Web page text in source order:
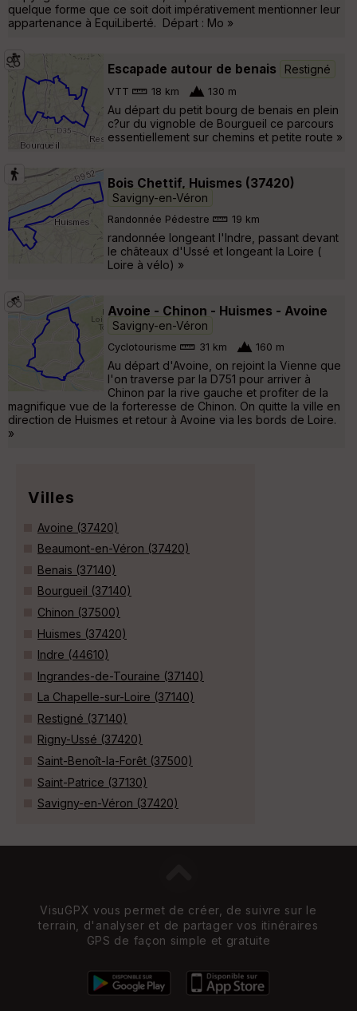
quelque forme que ce soit doit impérativement mentionner leur
appartenance à EquiLiberté. Départ : Mo »
Escapade autour de benais Restigné
VTT 18 km 130 m
Au départ du petit bourg de benais en plein
c?ur du vignoble de Bourgueil ce parcours
essentiellement sur chemins et petite route »
Bois Chettif, Huismes (37420)
Savigny-en-Véron
Randonnée Pédestre 19 km
randonnée longeant l'Indre, passant devant
le châteaux d'Ussé et longeant la Loire (
Loire à vélo) »
Avoine - Chinon - Huismes - Avoine
Savigny-en-Véron
Cyclotourisme 31 km 160 m
Au départ d'Avoine, on rejoint la Vienne que
l'on traverse par la D751 pour arriver à
Chinon par la rive gauche et profiter de la
magnifique vue de la forteresse de Chinon. On quitte la ville en
direction de Huismes et retour à Avoine via les bords de Loire.
»
Villes
Avoine (37420)
Beaumont-en-Véron (37420)
Benais (37140)
Bourgueil (37140)
Chinon (37500)
Huismes (37420)
Indre (44610)
Ingrandes-de-Touraine (37140)
La Chapelle-sur-Loire (37140)
Restigné (37140)
Rigny-Ussé (37420)
Saint-Benoît-la-Forêt (37500)
Saint-Patrice (37130)
Savigny-en-Véron (37420)
VisuGPX vous permet de créer, de suivre sur le
terrain, d'analyser et de partager vos itinéraires
GPS de façon simple et gratuite